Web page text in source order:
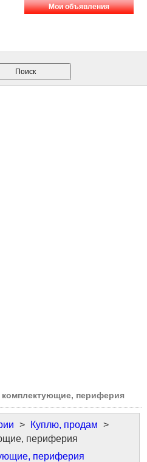
Мои объявления
периферия
> Куплю, продам >
периферия
периферия